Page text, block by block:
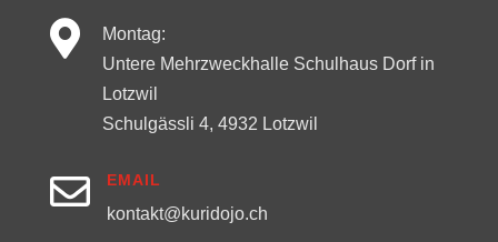

Montag:
Untere Mehrzweckhalle Schulhaus Dorf in
Lotzwil
Schulgässli 4, 4932 Lotzwil
 EMAIL
kontakt@kuridojo.ch